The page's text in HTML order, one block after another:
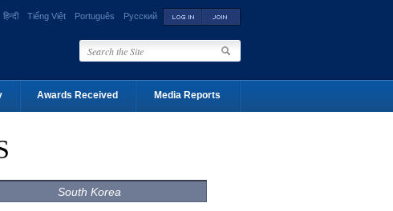
हिन्दी Tiếng Việt Português Русский
Awards Received Media Reports
South Korea